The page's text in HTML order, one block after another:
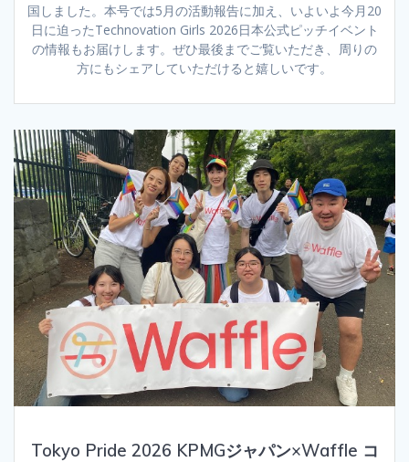
国しました。本号では5月の活動報告に加え、いよいよ今月20
日に迫ったTechnovation Girls 2026日本公式ピッチイベント
の情報もお届けします。ぜひ最後までご覧いただき、周りの
方にもシェアしていただけると嬉しいです。
Tokyo Pride 2026 KPMGジャパン×Waffle コ